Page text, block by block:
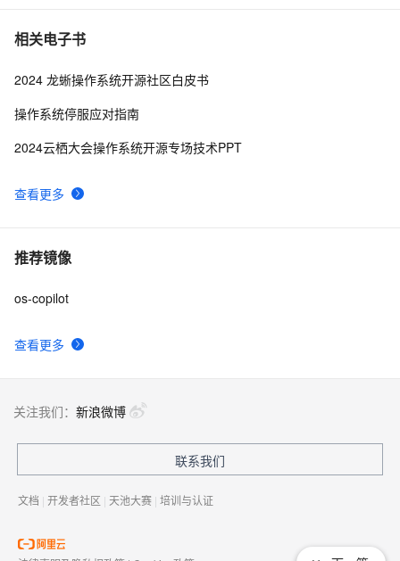
相关电子书
查看更多
2024 龙蜥操作系统开源社区白皮书
操作系统停服应对指南
2024云栖大会操作系统开源专场技术PPT
推荐镜像
查看更多
os-copilot
关注我们： 新浪微博
联系我们
文档 | 开发者社区 | 天池大赛 | 培训与认证